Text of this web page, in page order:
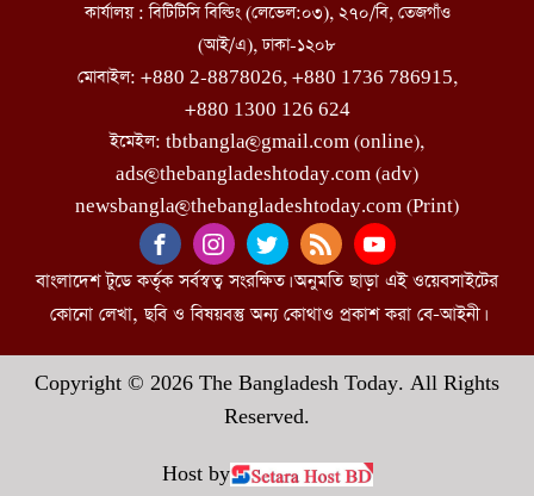
কার্যালয় : বিটিটিসি বিল্ডিং (লেভেল:০৩), ২৭০/বি, তেজগাঁও
(আই/এ), ঢাকা-১২০৮
মোবাইল: +880 2-8878026, +880 1736 786915,
+880 1300 126 624
ইমেইল: tbtbangla@gmail.com (online),
ads@thebangladeshtoday.com (adv)
newsbangla@thebangladeshtoday.com (Print)
বাংলাদেশ টুডে কর্তৃক সর্বস্বত্ব সংরক্ষিত। অনুমতি ছাড়া এই ওয়েবসাইটের
কোনো লেখা, ছবি ও বিষয়বস্তু অন্য কোথাও প্রকাশ করা বে-আইনী।
Copyright © 2026 The Bangladesh Today. All Rights
Reserved.
Host by